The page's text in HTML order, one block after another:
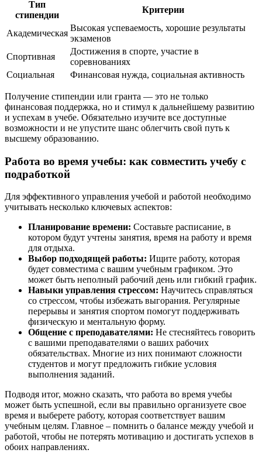
Тип
стипендии
Критерии
Академическая
Высокая успеваемость, хорошие результаты
экзаменов
Спортивная
Достижения в спорте, участие в
соревнованиях
Социальная
Финансовая нужда, социальная активность
Получение стипендии или гранта — это не только
финансовая поддержка, но и стимул к дальнейшему развитию
и успехам в учебе. Обязательно изучите все доступные
возможности и не упустите шанс облегчить свой путь к
высшему образованию.
Работа во время учебы: как совместить учебу с
подработкой
Для эффективного управления учебой и работой необходимо
учитывать несколько ключевых аспектов:
Планирование времени: Составьте расписание, в
котором будут учтены занятия, время на работу и время
для отдыха.
Выбор подходящей работы: Ищите работу, которая
будет совместима с вашим учебным графиком. Это
может быть неполный рабочий день или гибкий график.
Навыки управления стрессом: Научитесь справляться
со стрессом, чтобы избежать выгорания. Регулярные
перерывы и занятия спортом помогут поддерживать
физическую и ментальную форму.
Общение с преподавателями: Не стесняйтесь говорить
с вашими преподавателями о ваших рабочих
обязательствах. Многие из них понимают сложности
студентов и могут предложить гибкие условия
выполнения заданий.
Подводя итог, можно сказать, что работа во время учебы
может быть успешной, если вы правильно организуете свое
время и выберете работу, которая соответствует вашим
учебным целям. Главное – помнить о балансе между учебой и
работой, чтобы не потерять мотивацию и достигать успехов в
обоих направлениях.